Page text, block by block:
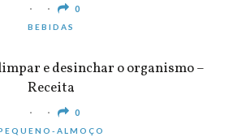
0
BEBIDAS
e desinchar o organismo –
Receita
0
ALMOÇO